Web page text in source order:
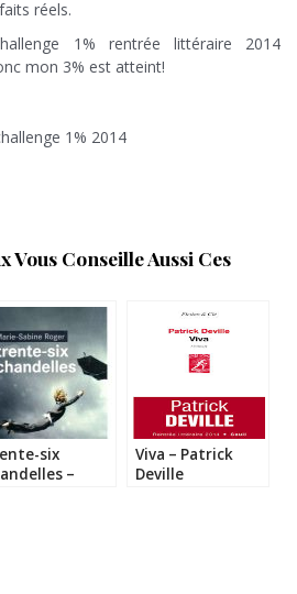
réels.
1% rentrée littéraire 2014
mon 3% est atteint!
Vous Conseille Aussi Ces
six
–
Viva – Patrick
Deville